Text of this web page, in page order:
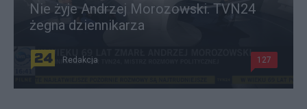
Nie żyje Andrzej Morozowski. TVN24
żegna dziennikarza
Redakcja 127